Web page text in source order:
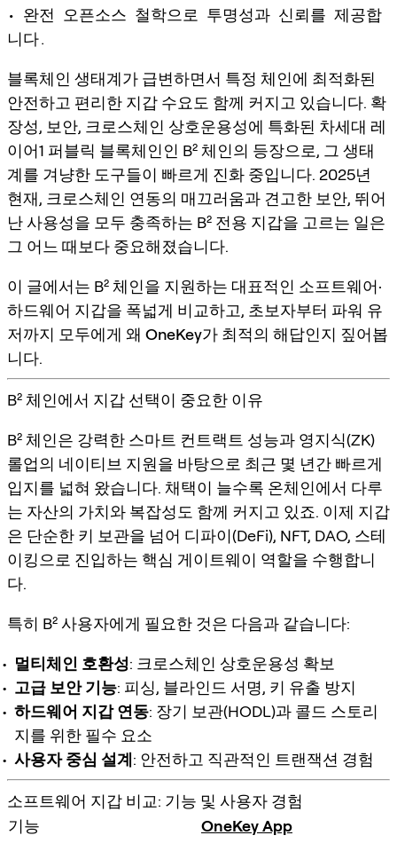
• 완전 오픈소스 철학으로 투명성과 신뢰를 제공합
니다.
블록체인 생태계가 급변하면서 특정 체인에 최적화된
안전하고 편리한 지갑 수요도 함께 커지고 있습니다. 확
장성, 보안, 크로스체인 상호운용성에 특화된 차세대 레
이어1 퍼블릭 블록체인인 B² 체인의 등장으로, 그 생태
계를 겨냥한 도구들이 빠르게 진화 중입니다. 2025년
현재, 크로스체인 연동의 매끄러움과 견고한 보안, 뛰어
난 사용성을 모두 충족하는 B² 전용 지갑을 고르는 일은
그 어느 때보다 중요해졌습니다.
이 글에서는 B² 체인을 지원하는 대표적인 소프트웨어·
하드웨어 지갑을 폭넓게 비교하고, 초보자부터 파워 유
저까지 모두에게 왜 OneKey가 최적의 해답인지 짚어봅
니다.
B² 체인에서 지갑 선택이 중요한 이유
B² 체인은 강력한 스마트 컨트랙트 성능과 영지식(ZK)
롤업의 네이티브 지원을 바탕으로 최근 몇 년간 빠르게
입지를 넓혀 왔습니다. 채택이 늘수록 온체인에서 다루
는 자산의 가치와 복잡성도 함께 커지고 있죠. 이제 지갑
은 단순한 키 보관을 넘어 디파이(DeFi), NFT, DAO, 스테
이킹으로 진입하는 핵심 게이트웨이 역할을 수행합니
다.
특히 B² 사용자에게 필요한 것은 다음과 같습니다:
멀티체인 호환성: 크로스체인 상호운용성 확보
고급 보안 기능: 피싱, 블라인드 서명, 키 유출 방지
하드웨어 지갑 연동: 장기 보관(HODL)과 콜드 스토리
지를 위한 필수 요소
사용자 중심 설계 : 안전하고 직관적인 트랜잭션 경험
소프트웨어 지갑 비교: 기능 및 사용자 경험
기능
OneKey App